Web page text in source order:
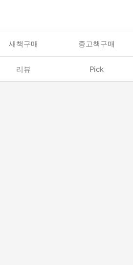
새책구매 중고책구매
리뷰 Pick